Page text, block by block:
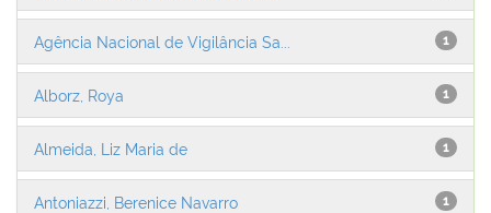
1
Agência Nacional de Vigilância Sa...
1
Alborz, Roya
1
Almeida, Liz Maria de
1
Antoniazzi, Berenice Navarro